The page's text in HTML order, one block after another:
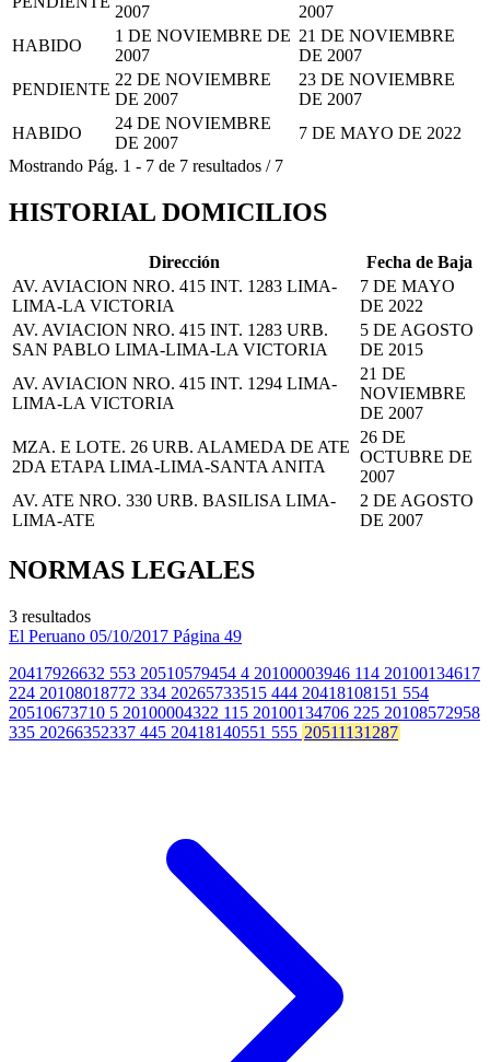
2007
2007
HABIDO
1 DE NOVIEMBRE DE
2007
21 DE NOVIEMBRE
DE 2007
PENDIENTE
22 DE NOVIEMBRE
DE 2007
23 DE NOVIEMBRE
DE 2007
HABIDO
24 DE NOVIEMBRE
DE 2007
7 DE MAYO DE 2022
Mostrando Pág. 1 - 7 de 7 resultados / 7
HISTORIAL DOMICILIOS
Dirección
Fecha de Baja
AV. AVIACION NRO. 415 INT. 1283 LIMA-
LIMA-LA VICTORIA
7 DE MAYO
DE 2022
AV. AVIACION NRO. 415 INT. 1283 URB.
SAN PABLO LIMA-LIMA-LA VICTORIA
5 DE AGOSTO
DE 2015
AV. AVIACION NRO. 415 INT. 1294 LIMA-
LIMA-LA VICTORIA
21 DE
NOVIEMBRE
DE 2007
MZA. E LOTE. 26 URB. ALAMEDA DE ATE
2DA ETAPA LIMA-LIMA-SANTA ANITA
26 DE
OCTUBRE DE
2007
AV. ATE NRO. 330 URB. BASILISA LIMA-
LIMA-ATE
2 DE AGOSTO
DE 2007
NORMAS LEGALES
3 resultados
El Peruano 05/10/2017 Página 49
20417926632 553 20510579454 4 20100003946 114 20100134617
224 20108018772 334 20265733515 444 20418108151 554
20510673710 5 20100004322 115 20100134706 225 20108572958
335 20266352337 445 20418140551 555 20511131287